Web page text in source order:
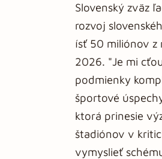
Slovenský zväz
rozvoj
ísť 50 miliónov z
2026. "Je mi
podmienky
športové
ktorá prinesie
štadiónov v
vymyslieť